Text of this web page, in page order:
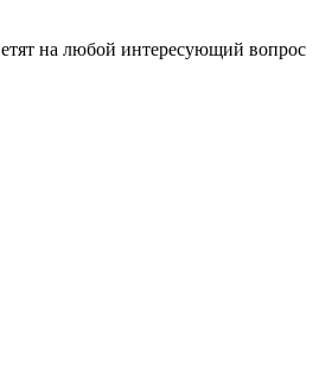
на любой интересующий вопрос